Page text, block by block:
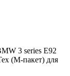
3 series E92
(М-пакет) для